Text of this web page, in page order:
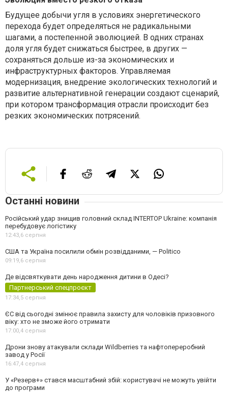
Будущее добычи угля в условиях энергетического
перехода будет определяться не радикальными
шагами, а постепенной эволюцией. В одних странах
доля угля будет снижаться быстрее, в других —
сохраняться дольше из-за экономических и
инфраструктурных факторов. Управляемая
модернизация, внедрение экологических технологий и
развитие альтернативной генерации создают сценарий,
при котором трансформация отрасли происходит без
резких экономических потрясений.
Останні новини
Російський удар знищив головний склад INTERTOP Ukraine: компанія
перебудовує логістику
12:43,6 серпня
США та Україна посилили обмін розвідданими, — Politico
09:19,6 серпня
Де відсвяткувати день народження дитини в Одесі?
Партнерський спецпроєкт
17:34,5 серпня
ЄС від сьогодні змінює правила захисту для чоловіків призовного
віку: хто не зможе його отримати
17:00,4 серпня
Дрони знову атакували склади Wildberries та нафтопереробний
завод у Росії
16:47,4 серпня
У «Резерв+» стався масштабний збій: користувачі не можуть увійти
до програми